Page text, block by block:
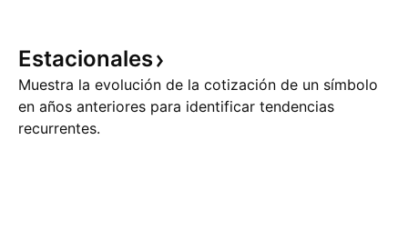
Estacionales
Muestra la evolución de la cotización de un símbolo
en años anteriores para identificar tendencias
recurrentes.